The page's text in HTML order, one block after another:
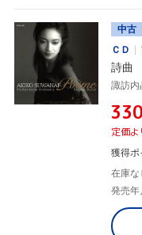
中古
ＣＤ
詩曲
¥330
定価
獲得ポ
在庫な
発売年